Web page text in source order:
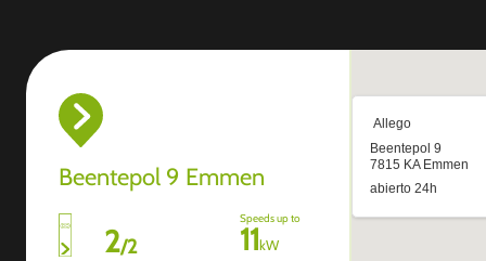
Beentepol 9 Emmen
2/2
Speeds up to
11kW